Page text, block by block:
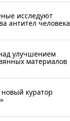
исследуют
антител человека
улучшением
материалов
куратор